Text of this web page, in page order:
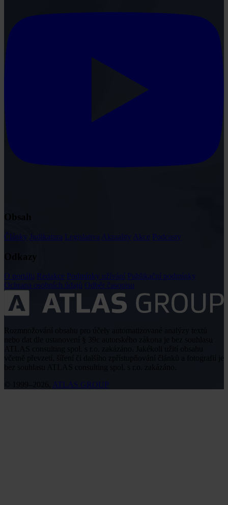
Články Judikatura Legislativa Aktuality Akce Podcasty
O portálu Redakce Podmínky užívání Publikační podmínky
Ochrana osobních údajů Odběr časopisu
včetně převzetí, šíření či dalšího zpřístupňování článků a fotografií je
ATLAS GROUP